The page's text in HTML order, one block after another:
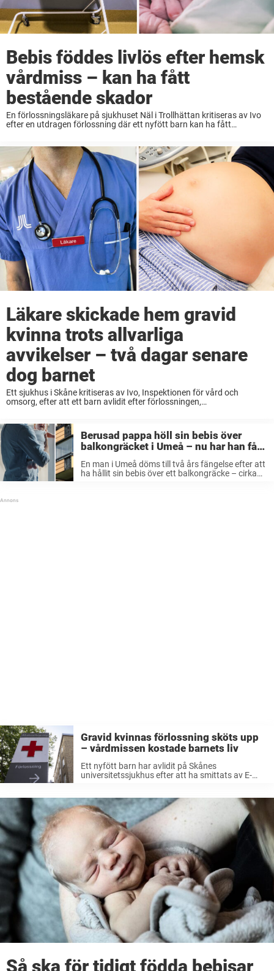
Bebis föddes livlös efter hemsk
vårdmiss – kan ha fått
bestående skador
En förlossningsläkare på sjukhuset Näl i Trollhättan kritiseras av Ivo
efter en utdragen förlossning där ett nyfött barn kan ha fått
Läkare skickade hem gravid
kvinna trots allvarliga
avvikelser – två dagar senare
dog barnet
Ett sjukhus i Skåne kritiseras av Ivo, Inspektionen för vård och
omsorg, efter att ett barn avlidit efter förlossningen,
Berusad pappa höll sin bebis över
balkongräcket i Umeå – nu har han fått
sitt straff
En man i Umeå döms till två års fängelse efter att
ha hållit sin bebis över ett balkongräcke – cirka
Gravid kvinnas förlossning sköts upp
– vårdmissen kostade barnets liv
Ett nyfött barn har avlidit på Skånes
universitetssjukhus efter att ha smittats av E-
av platsbrist. Region Skåne har anmält
händelsen till Inspektionen för
Så ska för tidigt födda bebisar